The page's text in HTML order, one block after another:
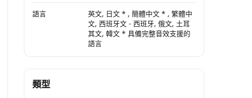
語言
英文, 日文 * , 簡體中文 * , 繁體中
文, 西班牙文 - 西班牙, 俄文, 土耳
其文, 韓文 * 具備完整音效支援的
語言
類型